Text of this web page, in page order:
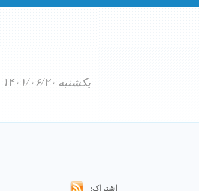
یکشنبه ۱۴۰۱/۰۶/۲۰
اشتراک: